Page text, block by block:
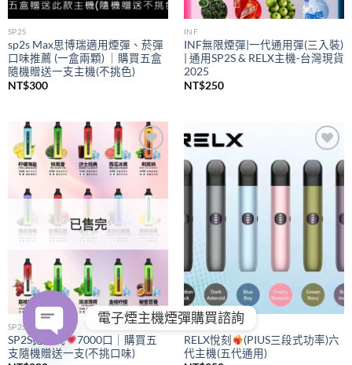
SP2S
sp2s Max思博瑞適用煙彈、菸彈
口味推薦 (一盒兩顆) ｜購買五盒
隨機贈送一支主機(不挑色)
NT$300
INF
INF無限煙彈|一代通用彈(三入裝)
| 通用SP2S & RELX主機-台灣現貨
2025
NT$250
Add to
wishlist
已售完
SP2S
SP2S拋棄式
7000口｜購買五
支隨機贈送一支(不挑口味)
Add to
wishlist
RELX
RELX悅刻
(PIUS三段式功率)六
代主機(五代通用)
電子煙主機煙彈購買諮詢
OPEN